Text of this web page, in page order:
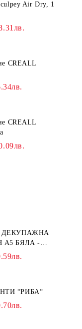
Air Dry, 1
CREALL
CREALL
ДЕКУПАЖНА
А5 БЯЛА -
“РИБА“